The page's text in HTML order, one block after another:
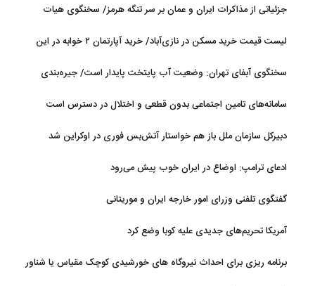
جزئیاتی از مذاکرات ایران و عمان بر سر تنگه هرمز/ سخنگوی هیات
لیست قیمت خرید مسکن در نازی‌آباد/ خرید آپارتمان ۲ خوابه در این
سخنگوی آبفای تهران: وضعیت آب پایتخت پایدار است/ جیره‌بندی
سامانه‌های تامین اجتماعی بدون قطعی و اختلال در دسترس است
دبیرکل سازمان ملل باز هم خواستار آتش‌بس فوری در اوکراین شد
ادعای ترامپ: اوضاع در ایران خوب پیش می‌رود
گفتگوی تلفنی وزرای امور خارجه ایران و موریتانی
آمریکا تحریم‌های جدیدی علیه کوبا وضع کرد
برنامه ریزی برای احداث نیروگاه های خورشیدی کوچک مقیاس یا شناور